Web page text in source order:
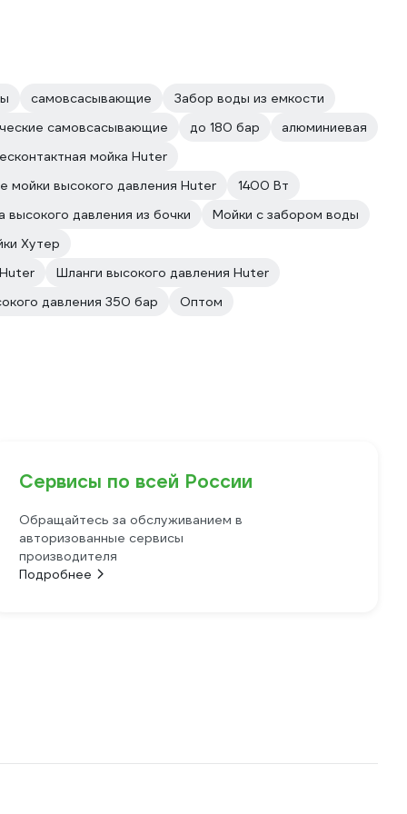
самовсасывающие
Забор воды из емкости
самовсасывающие
до 180 бар
алюминиевая
мойка Huter
мойки высокого давления Huter
1400 Вт
высокого давления из бочки
Мойки с забором воды
Хутер
Шланги высокого давления Huter
давления 350 бар
Оптом
Сервисы по всей России
Обращайтесь за обслуживанием в
авторизованные сервисы
производителя
Подробнее